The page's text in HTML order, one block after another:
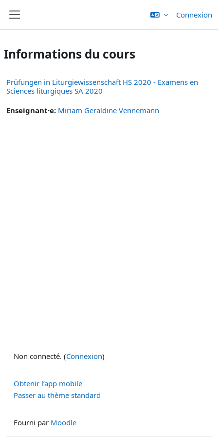
Connexion
Informations du cours
Prüfungen in Liturgiewissenschaft HS 2020 - Examens en
Sciences liturgiques SA 2020
Enseignant·e: Miriam Geraldine Vennemann
Non connecté. (Connexion)
Obtenir l’app mobile
Passer au thème standard
Fourni par Moodle